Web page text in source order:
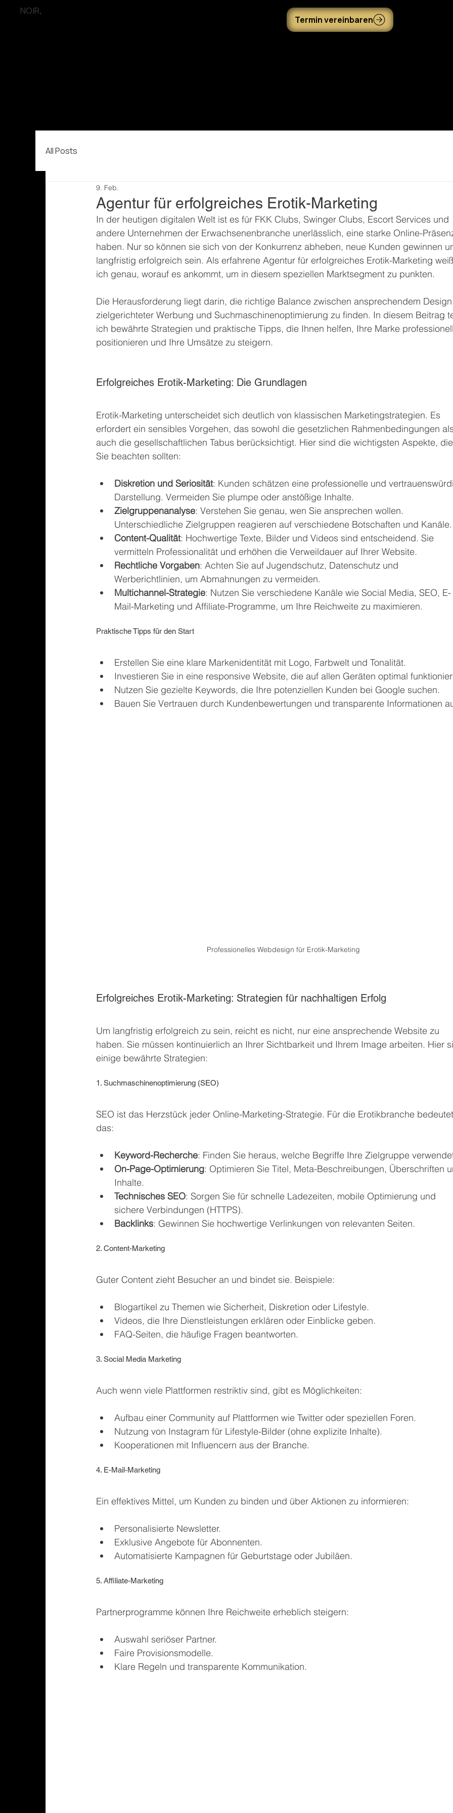
NOIR.
Termin vereinbaren
All Posts
Agentur für erfolgreiches Erotik-Marketing
9. Feb.
In der heutigen digitalen Welt ist es für FKK Clubs, Swinger Clubs, Escort Services und
andere Unternehmen der Erwachsenenbranche unerlässlich, eine starke Online-
haben. Nur so können sie sich von der Konkurrenz abheben, neue Kunden gewinnen
langfristig erfolgreich sein. Als erfahrene Agentur für erfolgreiches Erotik-Marketing
ich genau, worauf es ankommt, um in diesem speziellen Marktsegment zu punkten.
Die Herausforderung liegt darin, die richtige Balance zwischen ansprechendem
zielgerichteter Werbung und Suchmaschinenoptimierung zu finden. In diesem Beitrag
ich bewährte Strategien und praktische Tipps, die Ihnen helfen, Ihre Marke
positionieren und Ihre Umsätze zu steigern.
Erfolgreiches Erotik-Marketing: Die Grundlagen
Erotik-Marketing unterscheidet sich deutlich von klassischen Marketingstrategien. Es
erfordert ein sensibles Vorgehen, das sowohl die gesetzlichen Rahmenbedingungen
auch die gesellschaftlichen Tabus berücksichtigt. Hier sind die wichtigsten Aspekte,
Sie beachten sollten:
Diskretion und Seriosität: Kunden schätzen eine professionelle und
Darstellung. Vermeiden Sie plumpe oder anstößige Inhalte.
Zielgruppenanalyse: Verstehen Sie genau, wen Sie ansprechen wollen.
Unterschiedliche Zielgruppen reagieren auf verschiedene Botschaften und Kanäle.
Content-Qualität: Hochwertige Texte, Bilder und Videos sind entscheidend. Sie
vermitteln Professionalität und erhöhen die Verweildauer auf Ihrer Website.
Rechtliche Vorgaben: Achten Sie auf Jugendschutz, Datenschutz und
Werberichtlinien, um Abmahnungen zu vermeiden.
Multichannel-Strategie: Nutzen Sie verschiedene Kanäle wie Social Media, SEO, E-
Mail-Marketing und Affiliate-Programme, um Ihre Reichweite zu maximieren.
Praktische Tipps für den Start
Erstellen Sie eine klare Markenidentität mit Logo, Farbwelt und Tonalität.
Investieren Sie in eine responsive Website, die auf allen Geräten optimal
Nutzen Sie gezielte Keywords, die Ihre potenziellen Kunden bei Google suchen.
Bauen Sie Vertrauen durch Kundenbewertungen und transparente Informationen
Professionelles Webdesign für Erotik-Marketing
Erfolgreiches Erotik-Marketing: Strategien für nachhaltigen Erfolg
Um langfristig erfolgreich zu sein, reicht es nicht, nur eine ansprechende Website zu
haben. Sie müssen kontinuierlich an Ihrer Sichtbarkeit und Ihrem Image arbeiten. Hier
einige bewährte Strategien:
1. Suchmaschinenoptimierung (SEO)
SEO ist das Herzstück jeder Online-Marketing-Strategie. Für die Erotikbranche
das:
Keyword-Recherche: Finden Sie heraus, welche Begriffe Ihre Zielgruppe
On-Page-Optimierung: Optimieren Sie Titel, Meta-Beschreibungen, Überschriften
Inhalte.
Technisches SEO: Sorgen Sie für schnelle Ladezeiten, mobile Optimierung und
sichere Verbindungen (HTTPS).
Backlinks: Gewinnen Sie hochwertige Verlinkungen von relevanten Seiten.
2. Content-Marketing
Guter Content zieht Besucher an und bindet sie. Beispiele:
Blogartikel zu Themen wie Sicherheit, Diskretion oder Lifestyle.
Videos, die Ihre Dienstleistungen erklären oder Einblicke geben.
FAQ-Seiten, die häufige Fragen beantworten.
3. Social Media Marketing
Auch wenn viele Plattformen restriktiv sind, gibt es Möglichkeiten:
Aufbau einer Community auf Plattformen wie Twitter oder speziellen Foren.
Nutzung von Instagram für Lifestyle-Bilder (ohne explizite Inhalte).
Kooperationen mit Influencern aus der Branche.
4. E-Mail-Marketing
Ein effektives Mittel, um Kunden zu binden und über Aktionen zu informieren:
Personalisierte Newsletter.
Exklusive Angebote für Abonnenten.
Automatisierte Kampagnen für Geburtstage oder Jubiläen.
5. Affiliate-Marketing
Partnerprogramme können Ihre Reichweite erheblich steigern:
Auswahl seriöser Partner.
Faire Provisionsmodelle.
Klare Regeln und transparente Kommunikation.